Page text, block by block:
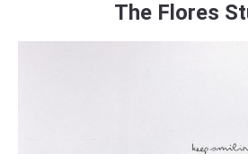
The Flores